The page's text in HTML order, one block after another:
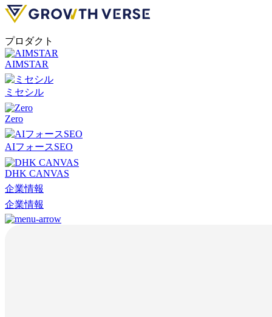
プロダクト
AIMSTAR
ミセシル
Zero
AIフォースSEO
DHK CANVAS
企業情報
企業情報